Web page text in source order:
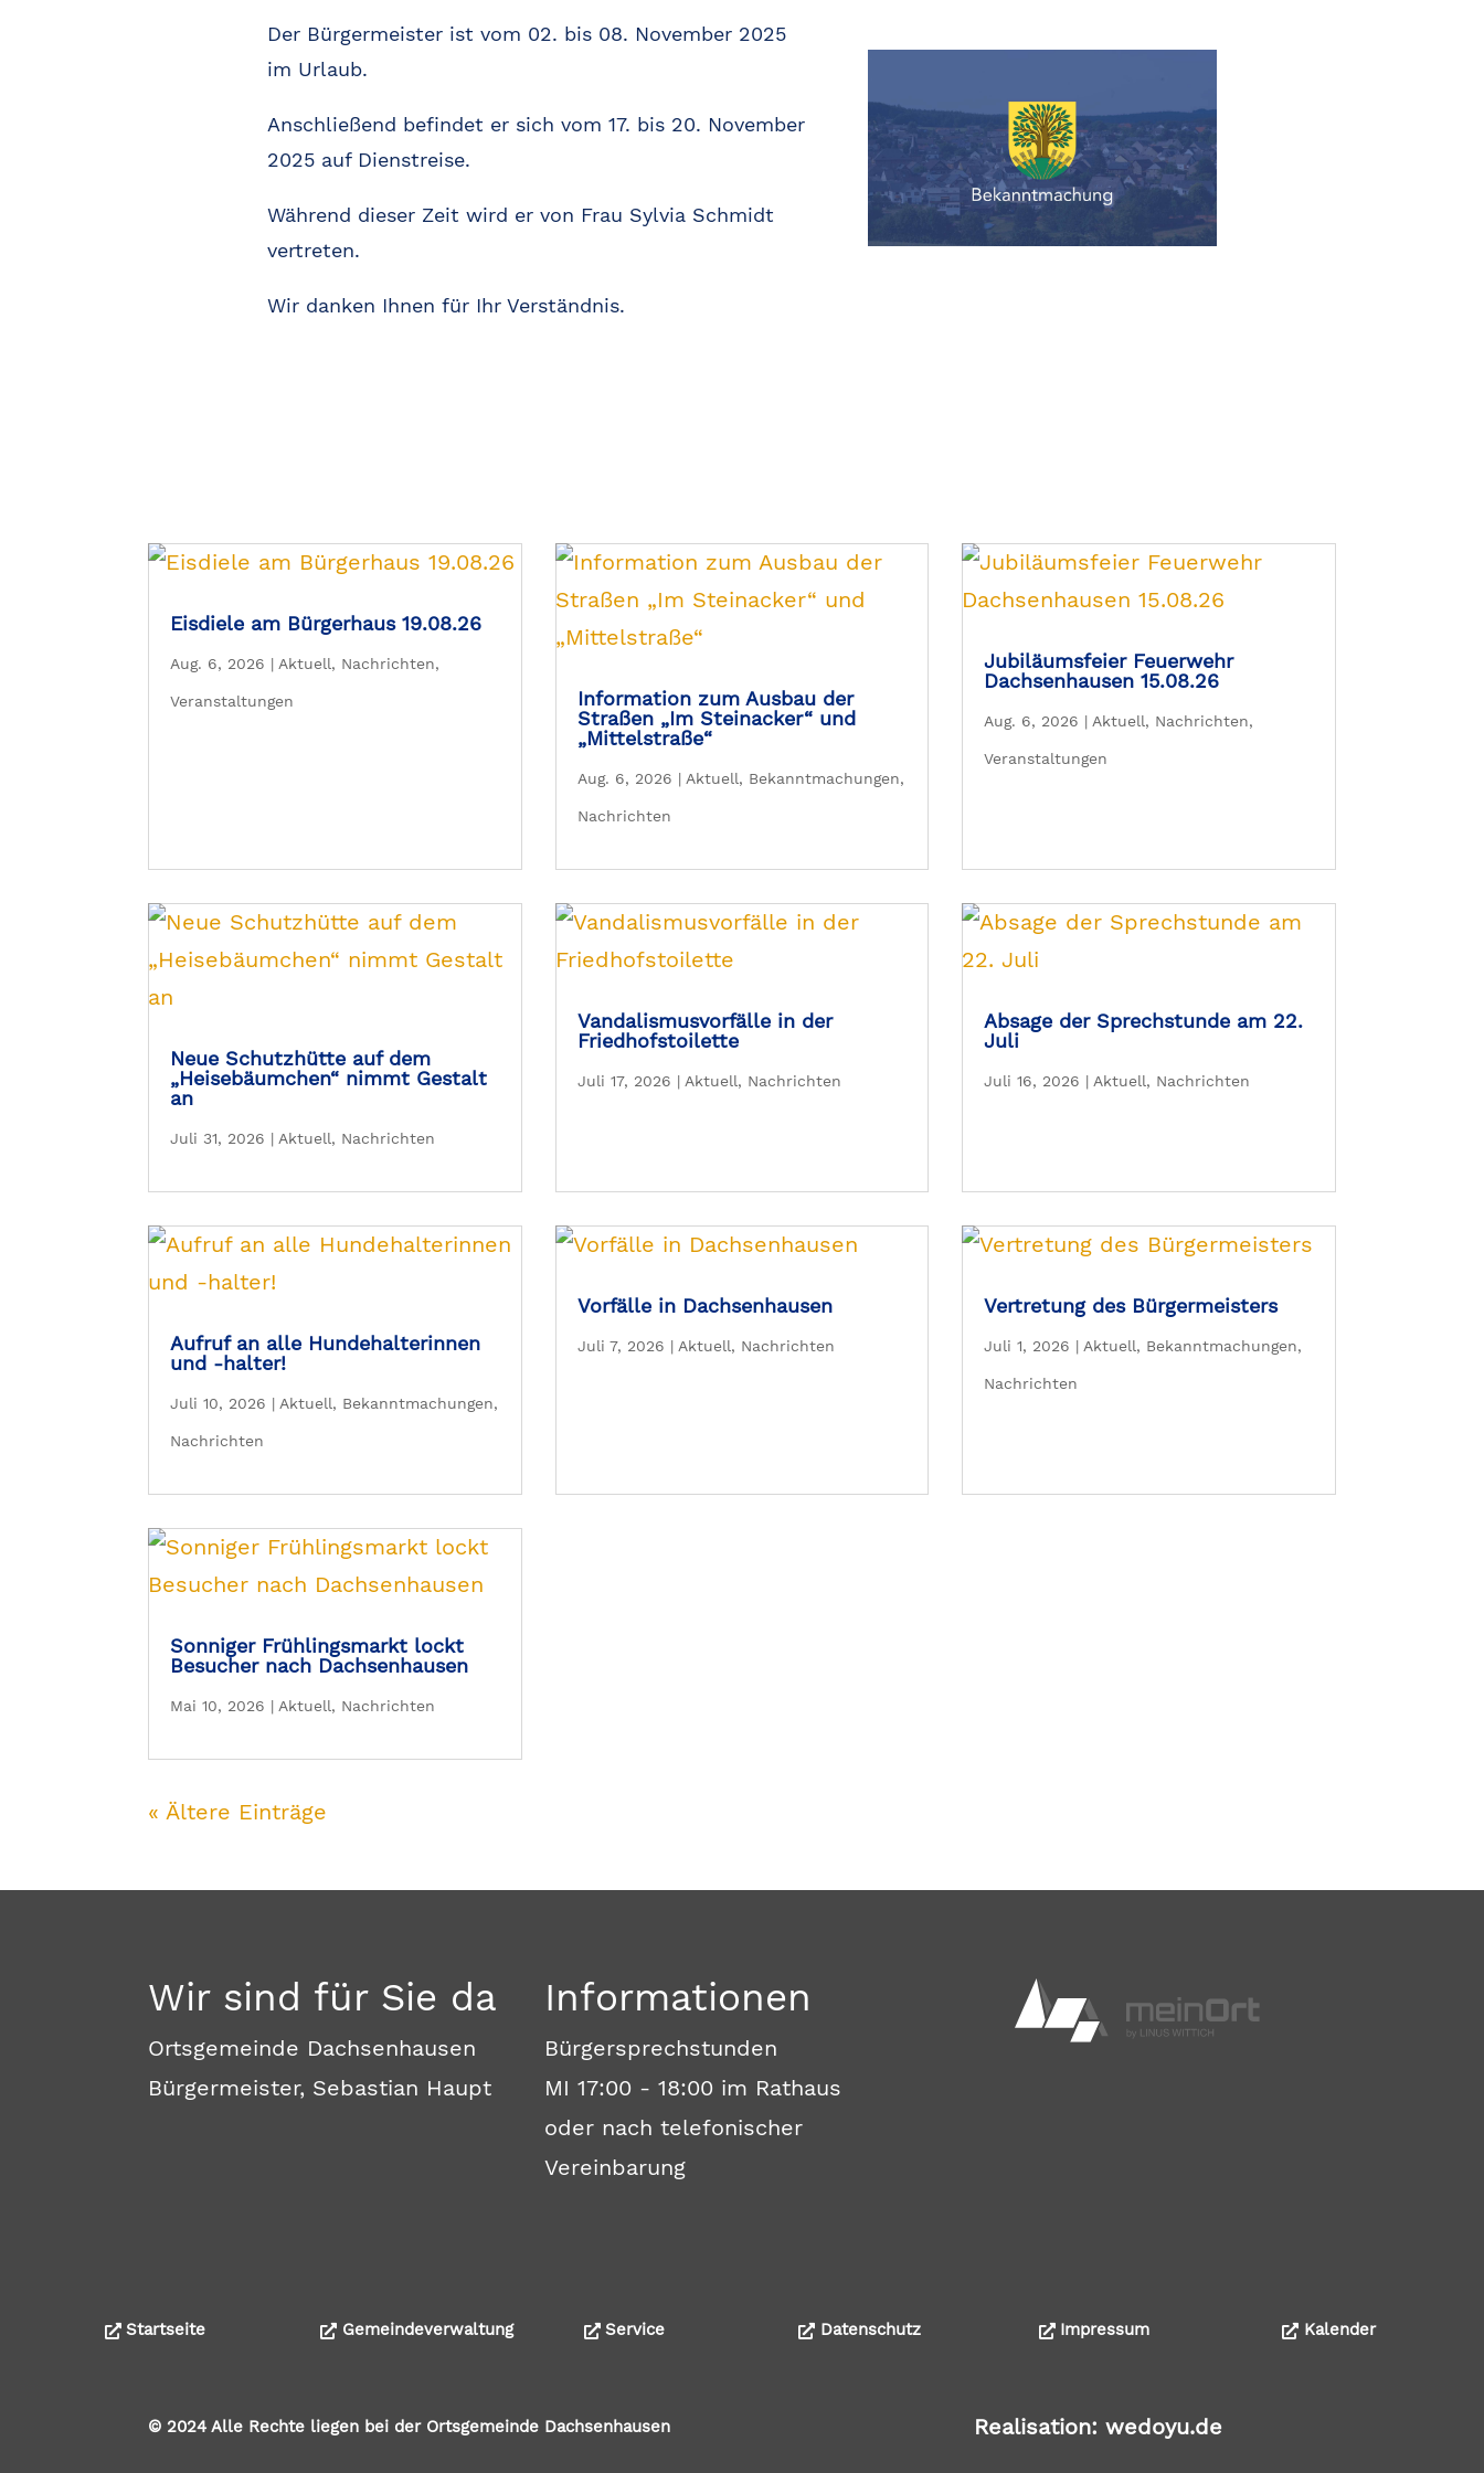
Der Bürgermeister ist vom 02. bis 08. November 2025
im Urlaub.
Anschließend befindet er sich vom 17. bis 20. November
2025 auf Dienstreise.
Während dieser Zeit wird er von Frau Sylvia Schmidt
vertreten.
Wir danken Ihnen für Ihr Verständnis.
Eisdiele am Bürgerhaus 19.08.26
Aug. 6, 2026 | Aktuell, Nachrichten,
Veranstaltungen
Information zum Ausbau der
Straßen „Im Steinacker“ und
„Mittelstraße“
Aug. 6, 2026 | Aktuell, Bekanntmachungen,
Nachrichten
Jubiläumsfeier Feuerwehr
Dachsenhausen 15.08.26
Aug. 6, 2026 | Aktuell, Nachrichten,
Veranstaltungen
Neue Schutzhütte auf dem
„Heisebäumchen“ nimmt Gestalt
an
Juli 31, 2026 | Aktuell, Nachrichten
Vandalismusvorfälle in der
Friedhofstoilette
Juli 17, 2026 | Aktuell, Nachrichten
Absage der Sprechstunde am 22.
Juli
Juli 16, 2026 | Aktuell, Nachrichten
Aufruf an alle Hundehalterinnen
und -halter!
Juli 10, 2026 | Aktuell, Bekanntmachungen,
Nachrichten
Vorfälle in Dachsenhausen
Juli 7, 2026 | Aktuell, Nachrichten
Vertretung des Bürgermeisters
Juli 1, 2026 | Aktuell, Bekanntmachungen,
Nachrichten
Sonniger Frühlingsmarkt lockt
Besucher nach Dachsenhausen
Mai 10, 2026 | Aktuell, Nachrichten
« Ältere Einträge
Wir sind für Sie da
Ortsgemeinde Dachsenhausen
Bürgermeister, Sebastian Haupt
Informationen
Bürgersprechstunden
MI 17:00 - 18:00 im Rathaus
oder nach telefonischer
Vereinbarung
Startseite Gemeindeverwaltung Service Datenschutz Impressum Kalender
© 2024 Alle Rechte liegen bei der Ortsgemeinde Dachsenhausen Realisation: wedoyu.de